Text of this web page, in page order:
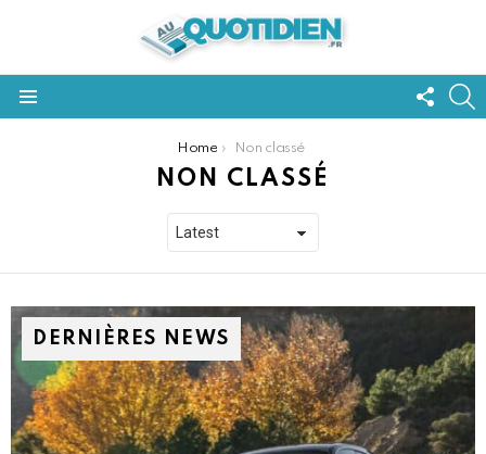
US
Home Non classé
NON CLASSÉ
DERNIÈRES NEWS